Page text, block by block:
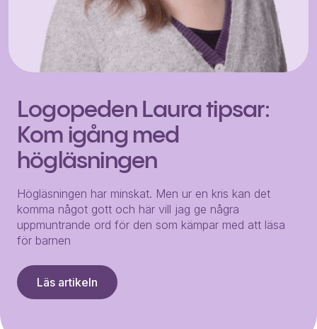
Logopeden Laura tipsar:
Kom igång med
högläsningen
Högläsningen har minskat. Men ur en kris kan det
komma något gott och här vill jag ge några
uppmuntrande ord för den som kämpar med att läsa
för barnen
Läs artikeln